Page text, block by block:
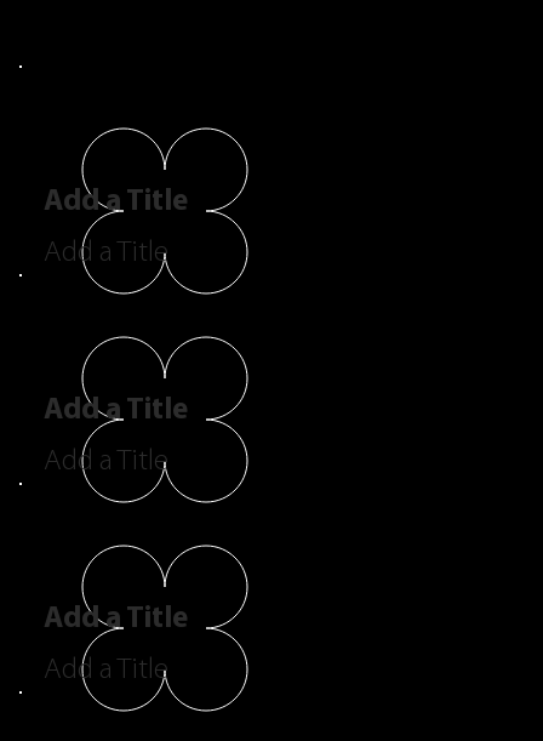
Add a Title
Add a Title
Add a Title
Add a Title
Add a Title
Add a Title